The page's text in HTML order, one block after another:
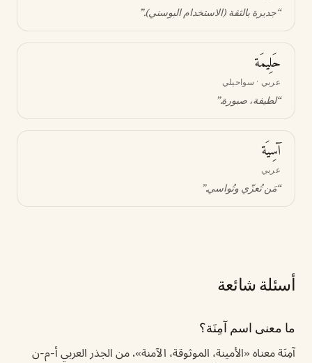
“جديرة بالثقة (الاستخدام البوسني).”
حَلِيمَة
عربي · سواحيلي
“لطيفة، صبورة.”
آسِيَة
عربي
“مَن تُعزّي وتُواسي.”
أسئلة شائعة
ما معنى اسم آمِنَة؟
آمِنَة معناه «الأمينة، الموثوقة، الآمنة». من الجذر العربي أ-م-ن